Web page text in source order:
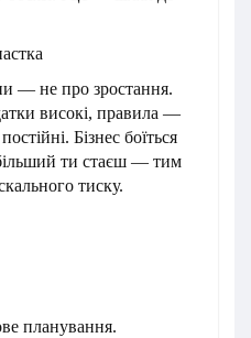
— не про зростання.
високі, правила —
Бізнес боїться
ти стаєш — тим
тиску.
планування.